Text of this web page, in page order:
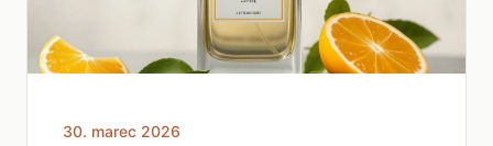
30. marec 2026